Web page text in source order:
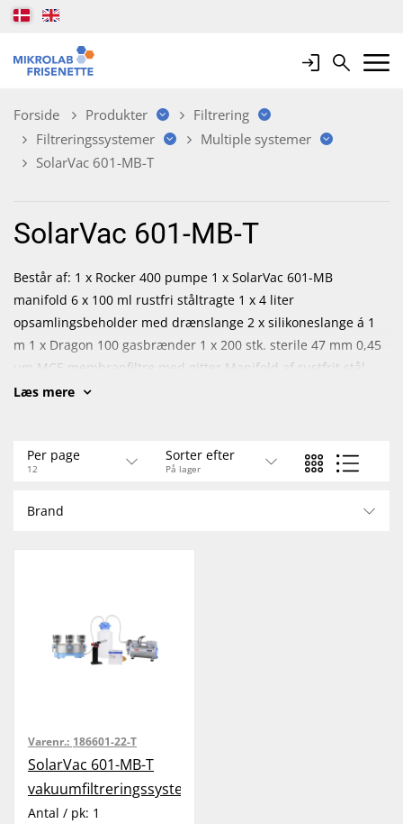
LoginSearchMobile
Forside Produkter
Filtrering
Filtreringssystemer
Multiple systemer
SolarVac 601-MB-T
SolarVac 601-MB-T
Består af: 1 x Rocker 400 pumpe 1 x SolarVac 601-MB
manifold 6 x 100 ml rustfri ståltragte 1 x 4 liter
opsamlingsbeholder med drænslange 2 x silikoneslange á 1
m 1 x Dragon 100 gasbrænder 1 x 200 stk. sterile 47 mm 0,45
µm MCE membranfiltre med gitter Manifold af rustfrit stål
med ståltragte, som drejes på plads. Kan roteres for at opnå
en pakke med 200 sterile membranfiltre medfølger.
Læs mere
Per page
12
Sorter efter
På lager
Brand
Varenr.: 186601-22-T
SolarVac 601-MB-T
vakuumfiltreringssystem
Antal / pk: 1